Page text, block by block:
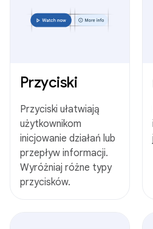
Przyciski
Przyciski ułatwiają
użytkownikom
inicjowanie działań lub
przepływ informacji.
Wyróżniaj różne typy
przycisków.